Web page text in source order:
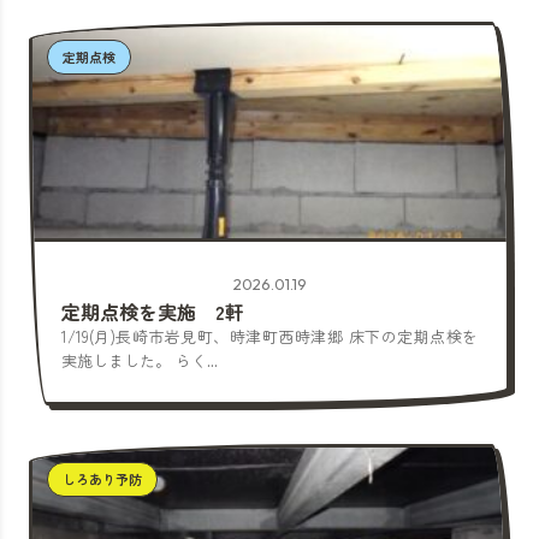
定期点検
2026.01.19
定期点検を実施 2軒
1/19(月)長崎市岩見町、時津町西時津郷 床下の定期点検を
実施しました。 らく...
しろあり予防